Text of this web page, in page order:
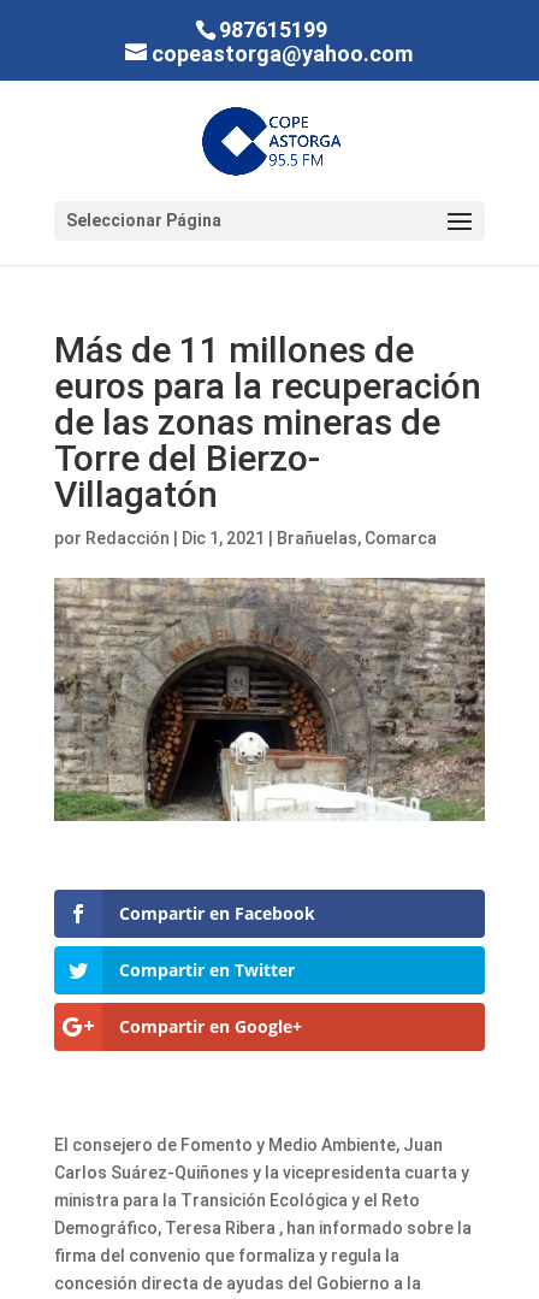
987615199
copeastorga@yahoo.com
Seleccionar Página
Más de 11 millones de
euros para la recuperación
de las zonas mineras de
Torre del Bierzo-
Villagatón
por Redacción Dic 1, 2021 Brañuelas, Comarca
Compartir en Facebook
Compartir en Twitter
Compartir en Google+
El consejero de Fomento y Medio Ambiente, Juan
Carlos Suárez-Quiñones y la vicepresidenta cuarta y
ministra para la Transición Ecológica y el Reto
Demográfico, Teresa Ribera , han informado sobre la
firma del convenio que formaliza y regula la
concesión directa de ayudas del Gobierno a la